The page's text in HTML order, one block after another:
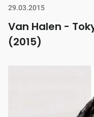
29.03.2015
Van Halen -
(2015)